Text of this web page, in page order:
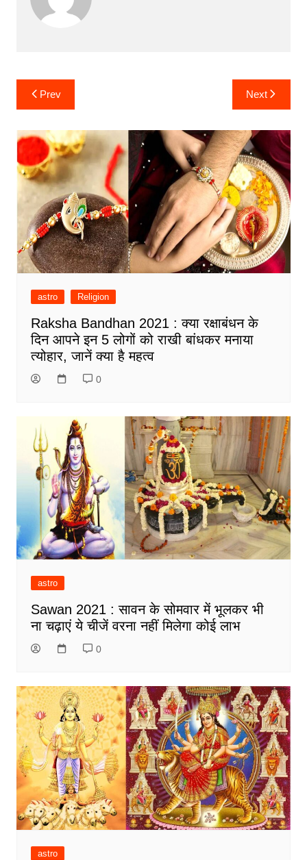
Post
navigation
Prev Next
astro Religion
Raksha Bandhan 2021 : क्या रक्षाबंधन के
दिन आपने इन 5 लोगों को राखी बांधकर मनाया
त्योहार, जानें क्या है महत्व
0
astro
Sawan 2021 : सावन के सोमवार में भूलकर भी
ना चढ़ाएं ये चीजें वरना नहीं मिलेगा कोई लाभ
0
astro